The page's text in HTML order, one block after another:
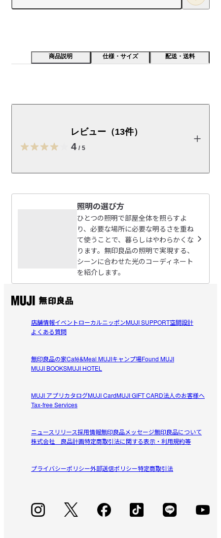
商品説明 仕様・サイズ 配送・送料
色：昼光色　調光：２段階調光（Ｈｉ・Ｌｏｗ）　光源
寿命：４０，０００時間　電源コード：約１．８ｍ
取扱説明書（PDF：1.4MB）
受取手段店舗受け取り可・コンビニ受け取り不可
レビュー（13件）
4 / 5
勉強用には小さすぎるが一部を照らすのは◎
試験直前に電気スタンドが壊れてしまったため、あまり検
すが、クランプ式で、デザイン性も十分で、枕元など暗い
す。
参考になった（3人）
ako
シンプル！！
読者に最適です。
参考になった（5人）
上の子用に6年前くらいに購入して。
今年、小学校へ入学する下の子用に追加で購入。
置き型？だと邪魔になりそうなので、我が家はクランプ式
参考になった（5人）
照明の選び方
ひとつの照明で部屋全体を照らすよ
り、必要な場所に必要な明るさを重ね
て使うことで、暮らしはやわらかくな
ります。無印良品の照明で実現する、
シーンに合わせた光のコーディネート
を紹介します。
店舗情報イベントローカルニッポンMUJI SUPPORT空間設計
よくある質問
無印良品の家Café&Meal MUJIキャンプ場Found MUJI
MUJI BOOKSMUJI HOTEL
MUJI アプリカタログMUJI CardMUJI GIFT CARD法人のお客様へ
Tax-free Services
ニュースリリース採用情報無印良品メッセージ無印良品について
株式会社 良品計画特定商取引法に関する表示・利用規約等
プライバシーポリシー外部送信ポリシー特定商取引法